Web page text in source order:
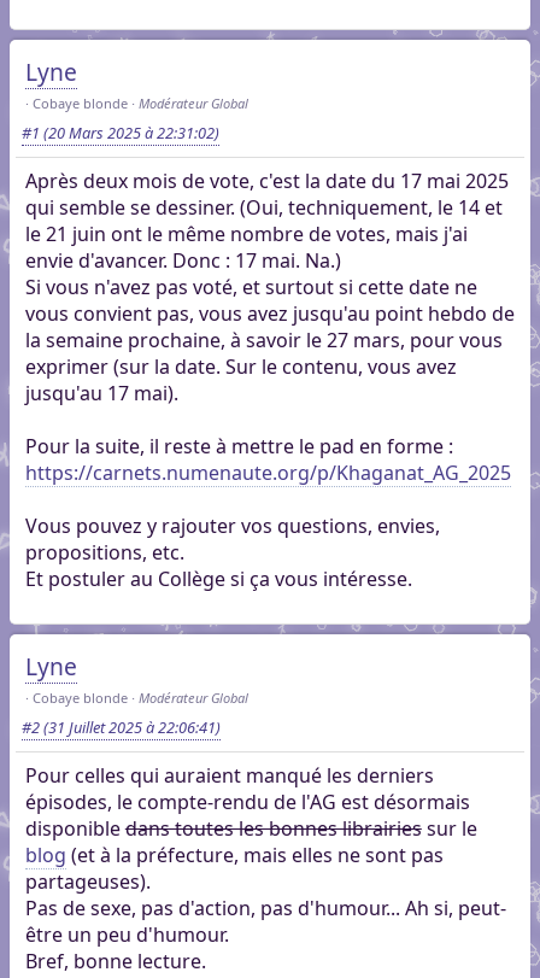
Lyne
Cobaye blonde Modérateur Global
#1 (20 Mars 2025 à 22:31:02)
Après deux mois de vote, c'est la date du 17 mai 2025
qui semble se dessiner. (Oui, techniquement, le 14 et
le 21 juin ont le même nombre de votes, mais j'ai
envie d'avancer. Donc : 17 mai. Na.)
Si vous n'avez pas voté, et surtout si cette date ne
vous convient pas, vous avez jusqu'au point hebdo de
la semaine prochaine, à savoir le 27 mars, pour vous
exprimer (sur la date. Sur le contenu, vous avez
jusqu'au 17 mai).
Pour la suite, il reste à mettre le pad en forme :
https://carnets.numenaute.org/p/Khaganat_AG_2025
Vous pouvez y rajouter vos questions, envies,
propositions, etc.
Et postuler au Collège si ça vous intéresse.
Lyne
Cobaye blonde Modérateur Global
#2(31 Juillet 2025 à 22:06:41)
Pour celles qui auraient manqué les derniers
épisodes, le compte-rendu de l'AG est désormais
disponibledans toutes les bonnes librairiessur le
blog (et à la préfecture, mais elles ne sont pas
partageuses).
Pas de sexe, pas d'action, pas d'humour... Ah si, peut-
être un peu d'humour.
Bref, bonne lecture.